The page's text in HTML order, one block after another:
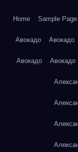
Home Sample Page
Авокадо Авокадо
Авокадо Авокадо